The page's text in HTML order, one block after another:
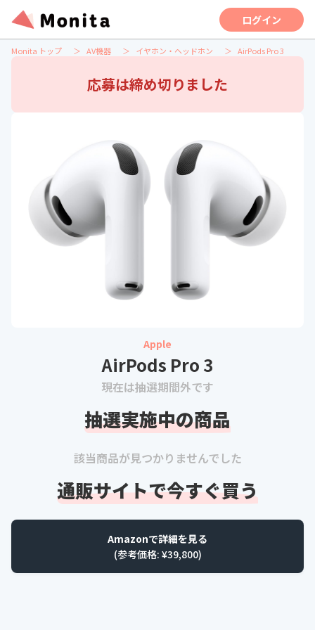
ログイン
Monita トップ AV機器 イヤホン・ヘッドホン AirPods Pro 3
応募は締め切りました
Apple
AirPods Pro 3
現在は抽選期間外です
抽選実施中の商品
該当商品が見つかりませんでした
通販サイトで今すぐ買う
Amazonで詳細を見る
(参考価格: ¥39,800)